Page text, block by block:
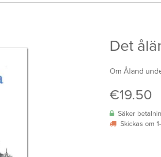
Det
Om Åland
€19.50
Säker
Skickas om